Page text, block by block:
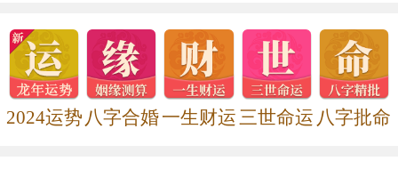
加快。
2024运势 八字合婚一生财运三世命运 八字批命